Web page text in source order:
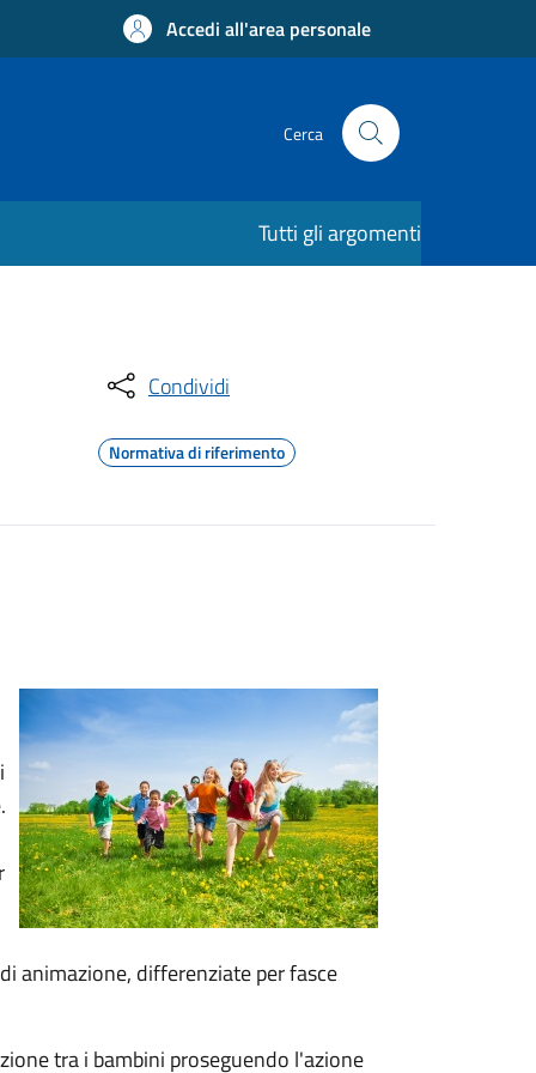
Accedi all'area personale
Cerca
Tutti gli argomenti
Condividi
Normativa di riferimento
animazione, differenziate per fasce
tra i bambini proseguendo l'azione